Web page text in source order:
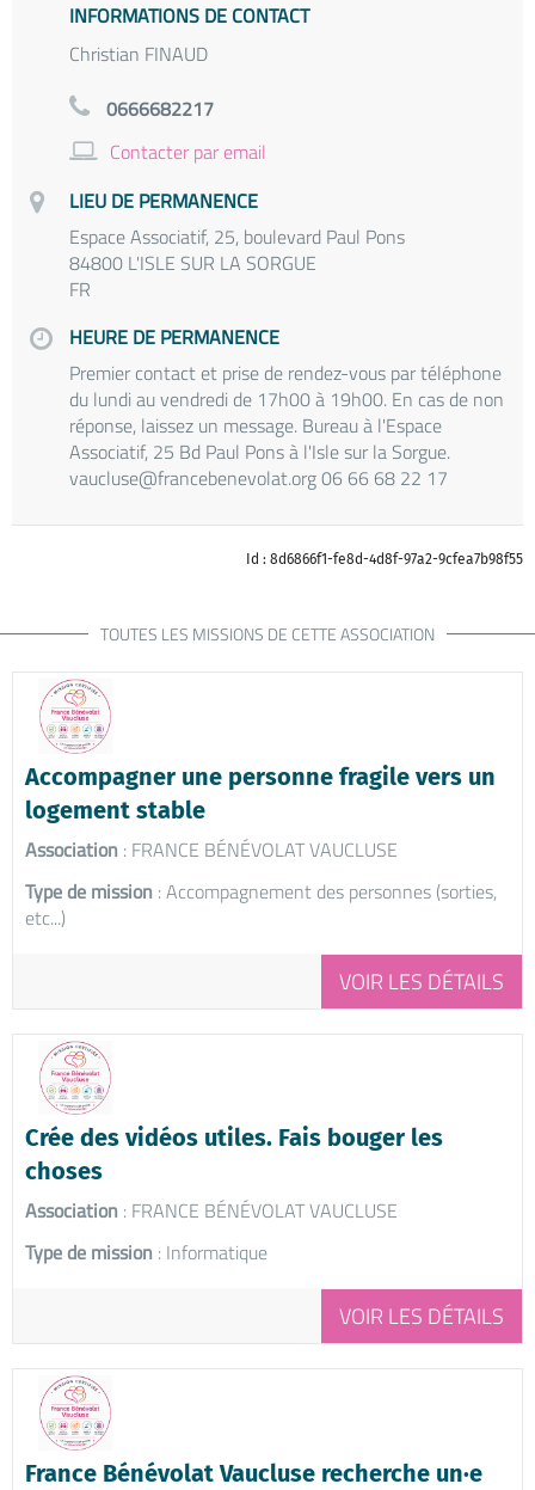
INFORMATIONS DE CONTACT
Christian FINAUD
0666682217
Contacter par email
LIEU DE PERMANENCE
Espace Associatif, 25, boulevard Paul Pons
84800 L'ISLE SUR LA SORGUE
FR
HEURE DE PERMANENCE
Premier contact et prise de rendez-vous par téléphone
du lundi au vendredi de 17h00 à 19h00. En cas de non
réponse, laissez un message. Bureau à l'Espace
Associatif, 25 Bd Paul Pons à l'Isle sur la Sorgue.
vaucluse@francebenevolat.org 06 66 68 22 17
Id : 8d6866f1-fe8d-4d8f-97a2-9cfea7b98f55
TOUTES LES MISSIONS DE CETTE ASSOCIATION
Accompagner une personne fragile vers un
logement stable
Association : FRANCE BÉNÉVOLAT VAUCLUSE
Type de mission : Accompagnement des personnes (sorties,
etc...)
VOIR LES DÉTAILS
Crée des vidéos utiles. Fais bouger les
choses
Association : FRANCE BÉNÉVOLAT VAUCLUSE
Type de mission : Informatique
VOIR LES DÉTAILS
France Bénévolat Vaucluse recherche un·e